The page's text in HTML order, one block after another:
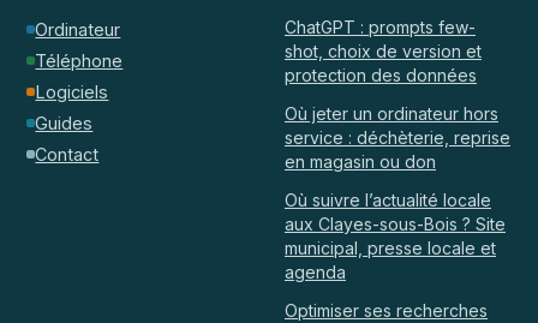
Ordinateur
Téléphone
Logiciels
Guides
Contact
ChatGPT : prompts few-
shot, choix de version et
protection des données
Où jeter un ordinateur hors
service : déchèterie, reprise
en magasin ou don
Où suivre l’actualité locale
aux Clayes-sous-Bois ? Site
municipal, presse locale et
agenda
Optimiser ses recherches